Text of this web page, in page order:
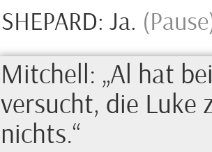
SHEPARD: Ja.
Mitchell: Al hat
versucht, die Luke
nichts.